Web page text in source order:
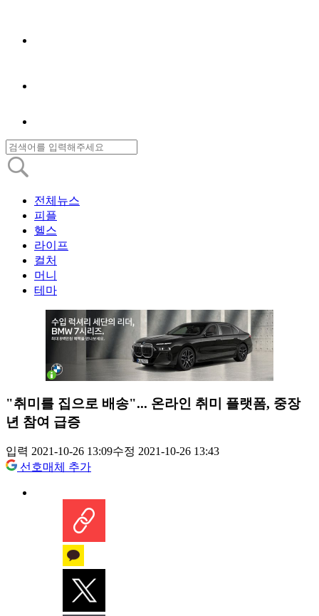
전체뉴스
피플
헬스
라이프
컬처
머니
테마
"취미를 집으로 배송"... 온라인 취미 플랫폼, 중장
년 참여 급증
입력 2021-10-26 13:09수정 2021-10-26 13:43
선호매체 추가